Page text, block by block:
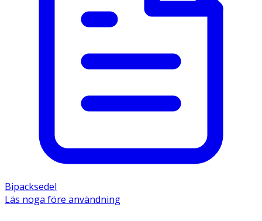
Bipacksedel
Läs noga före användning